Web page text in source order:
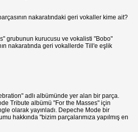
nakaratındaki geri vokaller kime ait?
grubunun kurucusu ve vokalisti "Bobo"
nakaratında geri vokallerde Till'e eşlik
adlı albümünde yer alan bir parça.
Tribute albümü "For the Masses" için
olarak yayınladı. Depeche Mode bir
hakkında "bizim parçalarımıza yapılmış en